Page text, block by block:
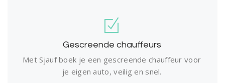
Gescreende chauffeurs
Met Sjauf boek je een gescreende chauffeur voor
je eigen auto, veilig en snel.